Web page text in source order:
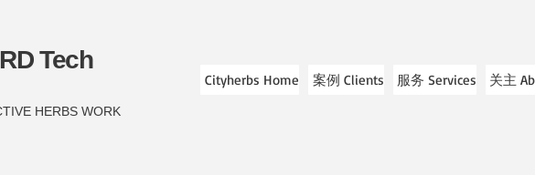
Tech
HERBS WORK
Cityherbs Home 案例 Clients 服务 Services 关主